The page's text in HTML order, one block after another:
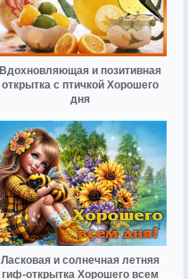
Вдохновляющая и позитивная
открытка с птичкой Хорошего
дня
Ласковая и солнечная летняя
гиф-открытка Хорошего всем